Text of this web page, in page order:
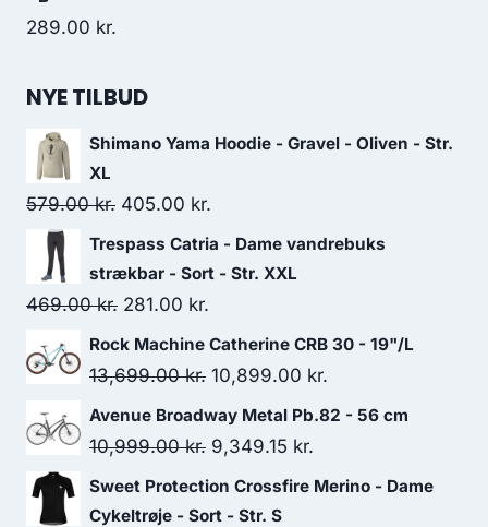
289.00 kr.
NYE TILBUD
Shimano Yama Hoodie - Gravel - Oliven - Str.
XL
579.00kr. Original
price
was:
579.00 kr..
405.00 kr.
price
is:
Trespass Catria - Dame vandrebuks
strækbar - Sort - Str. XXL
469.00kr. Original
price
was:
281.00 kr.
price
is:
Rock Machine Catherine CRB 30 - 19"/L
13,699.00kr. Original
price
was:
10,899.00 kr.
price
Avenue Broadway Metal Pb.82 - 56 cm
10,999.00kr. Original
price
was:
9,349.15 kr.
price
Sweet Protection Crossfire Merino - Dame
Cykeltrøje - Sort - Str. S